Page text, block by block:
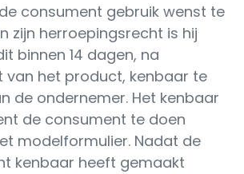
consument gebruik wenst te
zijn herroepingsrecht is hij
binnen 14 dagen, na
van het product, kenbaar te
de ondernemer. Het kenbaar
de consument te doen
modelformulier. Nadat de
kenbaar heeft gemaakt